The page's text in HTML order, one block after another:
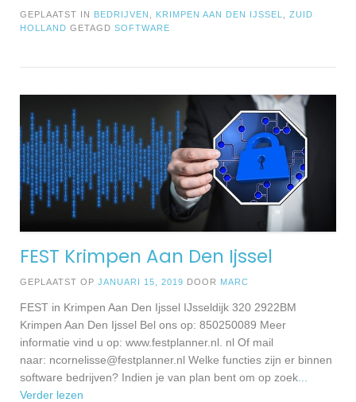
GEPLAATST IN BEDRIJVEN KRIMPEN AAN DEN IJSSEL
ZUID
HOLLAND GETAGD SOFTWARE
FEST Krimpen Aan Den Ijssel
GEPLAATST OP JANUARI 15, 2019 DOOR MARC
FEST in Krimpen Aan Den Ijssel IJsseldijk 320 2922BM
Krimpen Aan Den Ijssel Bel ons op: 850250089 Meer
informatie vind u op: www.festplanner.nl. nl Of mail
naar: ncornelisse@festplanner.nl Welke functies zijn er binnen
software bedrijven? Indien je van plan bent om op zoek
Verder lezen